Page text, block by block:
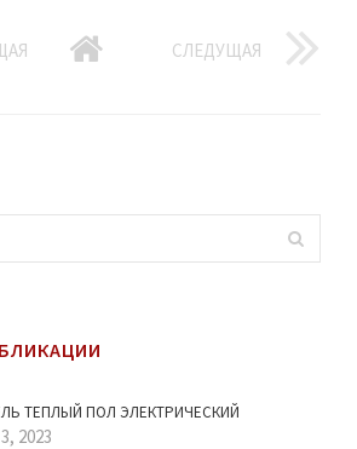
СЛЕДУЩАЯ
ТЕПЛЫЙ ПОЛ ЭЛЕКТРИЧЕСКИЙ
2023